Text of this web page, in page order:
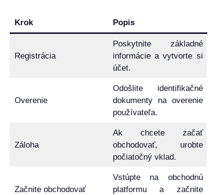
Krok Popis
Registrácia
Poskytnite základné
informácie a vytvorte si
účet.
Overenie
Odošlite identifikačné
dokumenty na overenie
používateľa.
Záloha
Ak chcete začať
obchodovať, urobte
počiatočný vklad.
Začnite obchodovať
Vstúpte na obchodnú
platformu a začnite